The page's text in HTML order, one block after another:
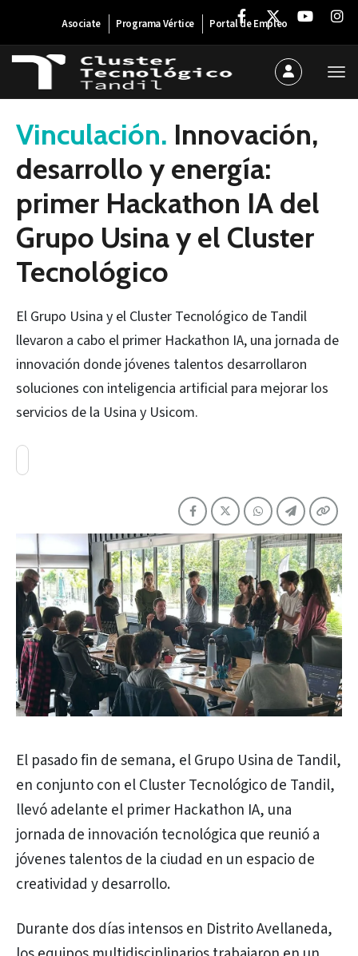
Asociate Programa Vértice Portal de Empleo
18 de marzo de 2025
Vinculación. Innovación,
desarrollo y energía:
primer Hackathon IA del
Grupo Usina y el Cluster
Tecnológico
El Grupo Usina y el Cluster Tecnológico de Tandil
llevaron a cabo el primer Hackathon IA, una jornada de
innovación donde jóvenes talentos desarrollaron
soluciones con inteligencia artificial para mejorar los
servicios de la Usina y Usicom.
El pasado fin de semana, el Grupo Usina de Tandil,
en conjunto con el Cluster Tecnológico de Tandil,
llevó adelante el primer Hackathon IA, una
jornada de innovación tecnológica que reunió a
jóvenes talentos de la ciudad en un espacio de
creatividad y desarrollo.
Durante dos días intensos en Distrito Avellaneda,